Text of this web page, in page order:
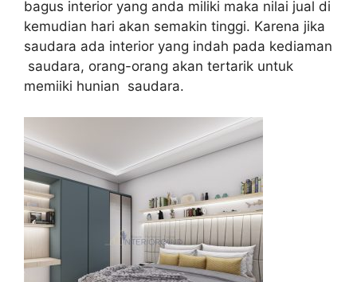
bagus interior yang anda miliki maka nilai jual di
kemudian hari akan semakin tinggi. Karena jika
saudara ada interior yang indah pada kediaman
saudara, orang-orang akan tertarik untuk
memiiki hunian saudara.